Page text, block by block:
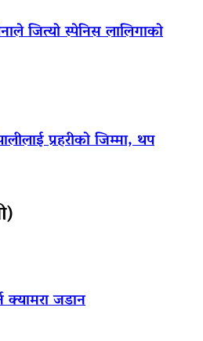
जित्यो स्पेनिस लालिगाको
प्रहरीको जिम्मा, थप
जडान